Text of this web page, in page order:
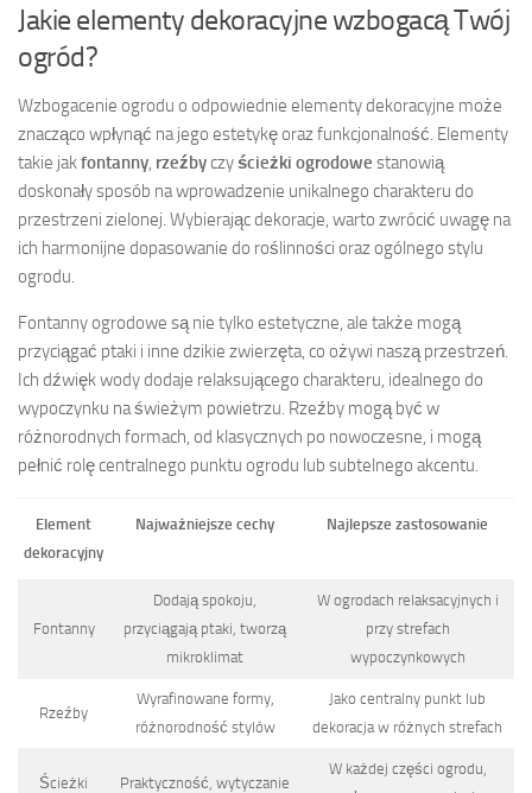
Jakie elementy dekoracyjne wzbogacą Twój
ogród?
Wzbogacenie ogrodu o odpowiednie elementy dekoracyjne może
znacząco wpłynąć na jego estetykę oraz funkcjonalność. Elementy
takie jakfontanny rzeźbyczyścieżki ogrodowe stanowią
doskonały sposób na wprowadzenie unikalnego charakteru do
przestrzeni zielonej. Wybierając dekoracje, warto zwrócić uwagę na
ich harmonijne dopasowanie do roślinności oraz ogólnego stylu
ogrodu.
Fontanny ogrodowe są nie tylko estetyczne, ale także mogą
przyciągać ptaki i inne dzikie zwierzęta, co ożywi naszą przestrzeń.
Ich dźwięk wody dodaje relaksującego charakteru, idealnego do
wypoczynku na świeżym powietrzu. Rzeźby mogą być w
różnorodnych formach, od klasycznych po nowoczesne, i mogą
pełnić rolę centralnego punktu ogrodu lub subtelnego akcentu.
Element
dekoracyjny
Najważniejsze cechy Najlepsze zastosowanie
Fontanny
Dodają spokoju,
przyciągają ptaki, tworzą
mikroklimat
W ogrodach relaksacyjnych i
przy strefach
wypoczynkowych
Rzeźby
Wyrafinowane formy,
różnorodność stylów
Jako centralny punkt lub
dekoracja w różnych strefach
Ścieżki Praktyczność, wytyczanie
W każdej części ogrodu,